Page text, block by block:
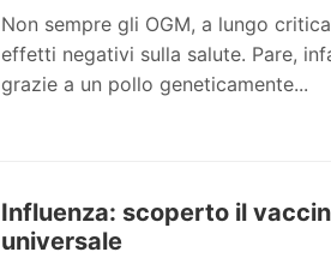
Non sempre gli OGM, a lungo
effetti negativi sulla salute. Pare,
grazie a un pollo geneticamente...
Influenza: scoperto il
universale